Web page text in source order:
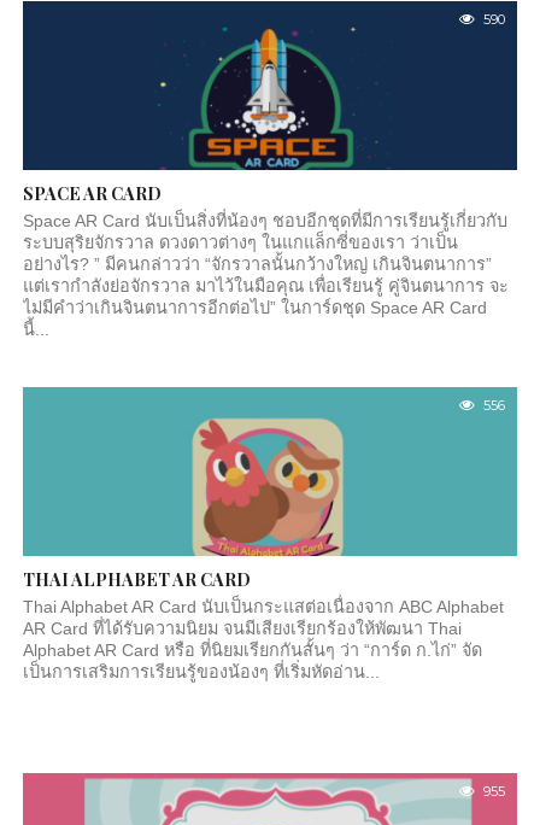
590
SPACE AR CARD
Space AR Card นับเป็นสิ่งที่น้องๆ ชอบอีกชุดที่มีการเรียนรู้เกี่ยวกับ
ระบบสุริยจักรวาล ดวงดาวต่างๆ ในแกแล็กซี่ของเรา ว่าเป็น
อย่างไร? ” มีคนกล่าวว่า “จักรวาลนั้นกว้างใหญ่ เกินจินตนาการ”
แต่เรากำลังย่อจักรวาล มาไว้ในมือคุณ เพื่อเรียนรู้ คู่จินตนาการ จะ
ไม่มีคำว่าเกินจินตนาการอีกต่อไป” ในการ์ดชุด Space AR Card
นี้...
556
THAI ALPHABET AR CARD
Thai Alphabet AR Card นับเป็นกระแสต่อเนื่องจาก ABC Alphabet
AR Card ที่ได้รับความนิยม จนมีเสียงเรียกร้องให้พัฒนา Thai
Alphabet AR Card หรือ ที่นิยมเรียกกันสั้นๆ ว่า “การ์ด ก.ไก่” จัด
เป็นการเสริมการเรียนรู้ของน้องๆ ที่เริ่มหัดอ่าน...
955